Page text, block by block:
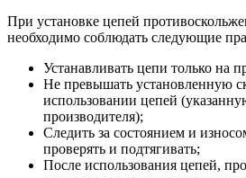
При установке цепей
необходимо соблюдать следующие
Устанавливать цепи только на
Не превышать установленную
использовании цепей
производителя);
Следить за состоянием и
проверять и подтягивать;
После использования цепей,